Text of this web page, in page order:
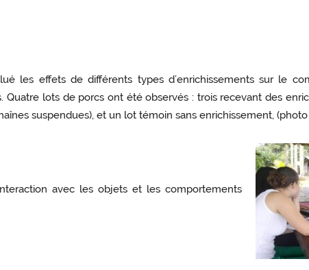
les effets de différents types d’enrichissements sur le
Quatre lots de porcs ont été observés : trois recevant des
suspendues), et un lot témoin sans enrichissement,
avec les objets et les comportements